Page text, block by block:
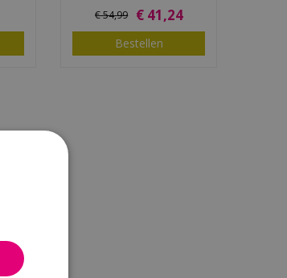
€54,99 € 41,24
Bestellen